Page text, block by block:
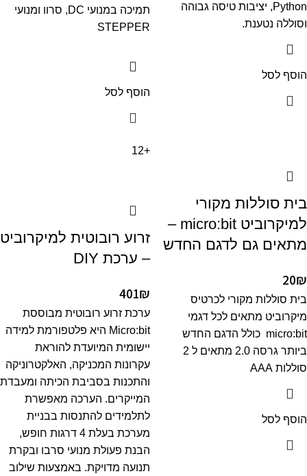
Python, יציבות טיסה גבוהה
וסוללה נטענת.
הוסף לסל
תמיכה במנועי DC, סרוו ומנועי
STEPPER
הוסף לסל
בית סוללות מקורי
למיקרוביט micro:bit –
מתאים גם לדגם החדש
20₪
בית סוללות מקורי לכרטיס
מיקרוביט מתאים לכל דגמי
micro:bit כולל הדגם החדש
ביותר גרסה 2.0 מתאים ל 2
סוללות AAA
הוסף לסל
+12
זרוע רובוטית למיקרוביט
– ערכת DIY
401₪
ערכת זרוע רובוטית מבוססת
Micro:bit היא פלטפורמת למידה
יישומית המיועדת להוראת
עקרונות המכניקה, האלקטרוניקה
והתכנות בסביבת הכיתה ומעבדת
המייקרים. הערכה מאפשרת
לתלמידים להתנסות בבניית
מערכת בעלת 4 דרגות חופש,
הבנת פעולת מנועי סרבו ובקרת
תנועה מדויקת. באמצעות שילוב